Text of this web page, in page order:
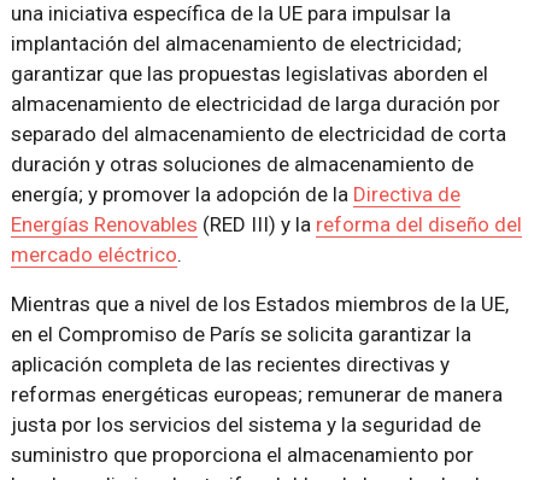
una iniciativa específica de la UE para impulsar la
implantación del almacenamiento de electricidad;
garantizar que las propuestas legislativas aborden el
almacenamiento de electricidad de larga duración por
separado del almacenamiento de electricidad de corta
duración y otras soluciones de almacenamiento de
energía; y promover la adopción de la Directiva de
Energías Renovables (RED III) y la reforma del diseño del
mercado eléctrico.
Mientras que a nivel de los Estados miembros de la UE,
en el Compromiso de París se solicita garantizar la
aplicación completa de las recientes directivas y
reformas energéticas europeas; remunerar de manera
justa por los servicios del sistema y la seguridad de
suministro que proporciona el almacenamiento por